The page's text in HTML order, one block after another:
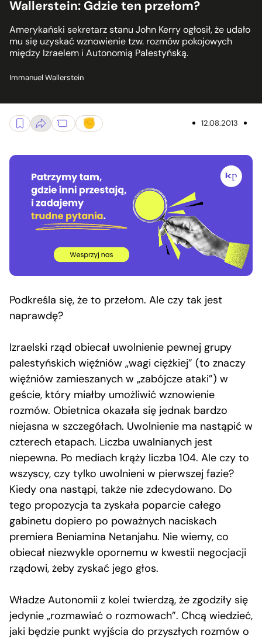
Wallerstein: Gdzie ten przełom?
Amerykański sekretarz stanu John Kerry ogłosił, że udało
mu się uzyskać wznowienie tzw. rozmów pokojowych
między Izraelem i Autonomią Palestyńską.
Immanuel Wallerstein
12.08.2013
Podkreśla się, że to przełom. Ale czy tak jest
naprawdę?
Izraelski rząd obiecał uwolnienie pewnej grupy
palestyńskich więźniów „wagi ciężkiej” (to znaczy
więźniów zamieszanych w „zabójcze ataki”) w
geście, który miałby umożliwić wznowienie
rozmów. Obietnica okazała się jednak bardzo
niejasna w szczegółach. Uwolnienie ma nastąpić w
czterech etapach. Liczba uwalnianych jest
niepewna. Po mediach krąży liczba 104. Ale czy to
wszyscy, czy tylko uwolnieni w pierwszej fazie?
Kiedy ona nastąpi, także nie zdecydowano. Do
tego propozycja ta zyskała poparcie całego
gabinetu dopiero po poważnych naciskach
premiera Beniamina Netanjahu. Nie wiemy, co
obiecał niezwykle opornemu w kwestii negocjacji
rządowi, żeby zyskać jego głos.
Władze Autonomii z kolei twierdzą, że zgodziły się
jedynie „rozmawiać o rozmowach”. Chcą wiedzieć,
jaki będzie punkt wyjścia do przyszłych rozmów o